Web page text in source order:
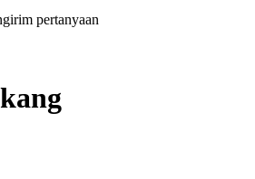
pertanyaan